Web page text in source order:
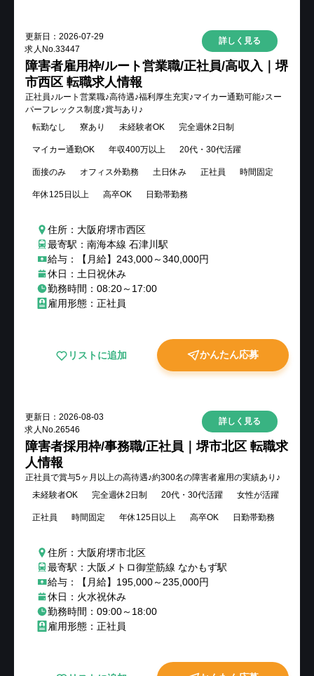
更新日： 2026-07-29
求人No. 33447
詳しく見る
障害者雇用枠/ルート営業職/正社員/高収入｜堺
市西区 転職求人情報
正社員♪ルート営業職♪高待遇♪福利厚生充実♪マイカー通勤可能♪スー
パーフレックス制度♪賞与あり♪
転勤なし
寮あり 未経験者OK 完全週休2日制
マイカー通勤OK 年収400万以上 20代・30代活躍
面接のみ オフィス外勤務 土日休み 正社員 時間固定
年休125日以上 高卒OK 日勤帯勤務
住所：大阪府堺市西区
最寄駅：南海本線 石津川駅
給与：【月給】243,000～340,000円
休日：土日祝休み
勤務時間：08:20～17:00
雇用形態：正社員
リストに追加 かんたん応募
更新日： 2026-08-03
求人No. 26546
詳しく見る
障害者採用枠/事務職/正社員｜堺市北区 転職求
人情報
正社員で賞与5ヶ月以上の高待遇♪約300名の障害者雇用の実績あり♪
未経験者OK
完全週休2日制 20代・30代活躍 女性が活躍
正社員 時間固定 年休125日以上 高卒OK 日勤帯勤務
住所：大阪府堺市北区
最寄駅：大阪メトロ御堂筋線 なかもず駅
給与：【月給】195,000～235,000円
休日：火水祝休み
勤務時間：09:00～18:00
雇用形態：正社員